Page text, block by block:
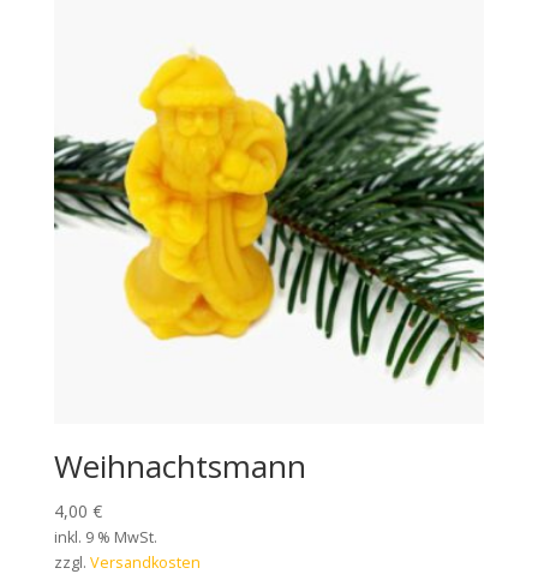
Weihnachtsmann
4,00 €
inkl. 9 % MwSt.
zzgl. Versandkosten